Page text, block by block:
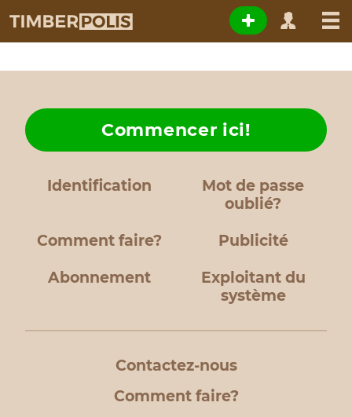
Identification
Mot de passe
oublié?
Comment faire?
Commencer ici!
Publicité
Abonnement
Exploitant du
système
Contactez-nous
Comment faire?